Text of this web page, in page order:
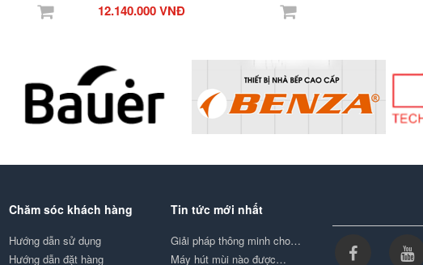
12.140.000 VNĐ
Chăm sóc khách hàng
Hướng dẫn sử dụng
Hướng dẫn đặt hàng
Tin tức mới nhất
Giải pháp thông minh cho…
Máy hút mùi nào được…